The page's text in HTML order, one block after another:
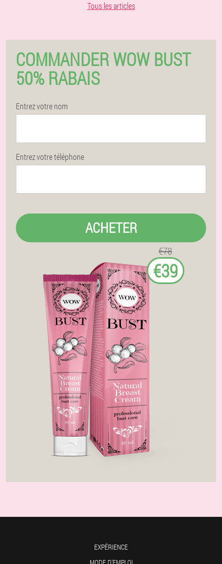
Tous les articles
COMMANDER WOW BUST
50% RABAIS
Entrez votre nom
Entrez votre téléphone
ACHETER
€78
€39
EXPÉRIENCE